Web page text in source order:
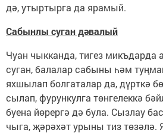
дә, утыртырга да ярамый.
Сабынлы суган дәвалый
Чуан чыкканда, тигез микъдарда
суган, балалар сабыны һәм
яхшылап болгаталар да, дүрткә
сылап, фурункулга төнгелеккә
буена йөрергә дә була. Сызлау
чыга, җәрәхәт урыны тиз